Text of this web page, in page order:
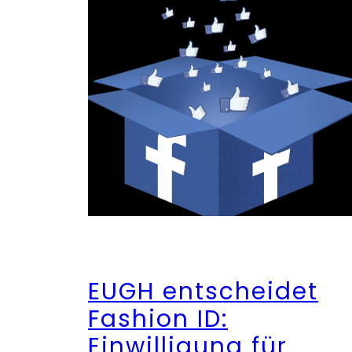
EUGH entscheidet
Fashion ID: